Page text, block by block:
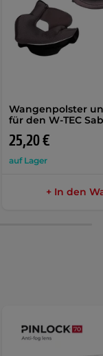
Wangenpolster
für den W-TEC
25,20 €
auf Lager
+ In den